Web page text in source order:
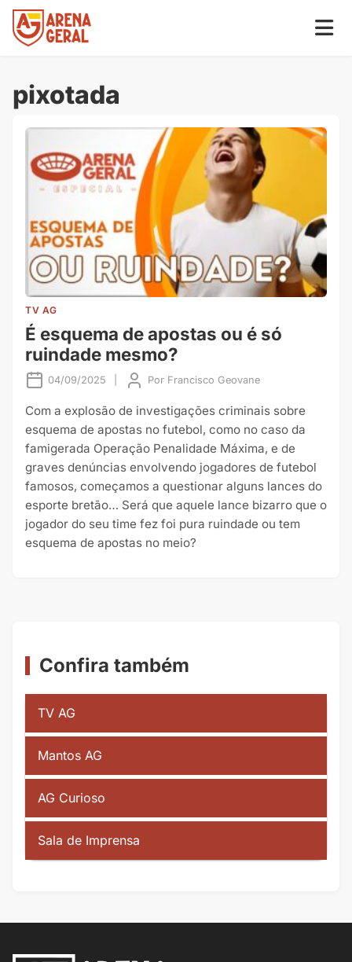
pixotada
TV AG
É esquema de apostas ou é só
ruindade mesmo?
04/09/2025 Por Francisco Geovane
Com a explosão de investigações criminais sobre
esquema de apostas no futebol, como no caso da
famigerada Operação Penalidade Máxima, e de
graves denúncias envolvendo jogadores de futebol
famosos, começamos a questionar alguns lances do
esporte bretão… Será que aquele lance bizarro que o
jogador do seu time fez foi pura ruindade ou tem
esquema de apostas no meio?
Confira também
TV AG
Mantos AG
AG Curioso
Sala de Imprensa